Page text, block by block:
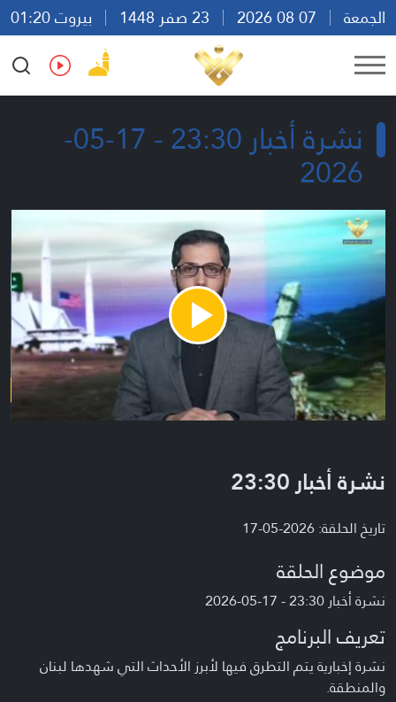
الجمعة
بيروت 01:20
Ar
En Fr Es
نشرة أخبار 23:30 - 17-05-
2026
Play
Video
نشرة أخبار 23:30
تاريخ الحلقة: 2026-05-17
موضوع الحلقة
نشرة أخبار 23:30 - 17-05-2026
تعريف البرنامج
نشرة إخبارية يتم التطرق فيها لأبرز الأحداث التي شهدها لبنان
والمنطقة.